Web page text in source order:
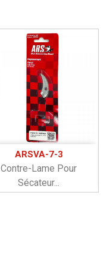
ARSVA-7-3
Contre-Lame Pour
Sécateur...